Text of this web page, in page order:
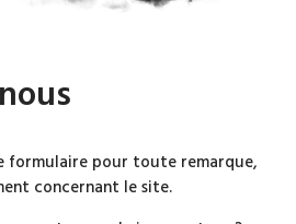
formulaire pour toute remarque,
concernant le site.